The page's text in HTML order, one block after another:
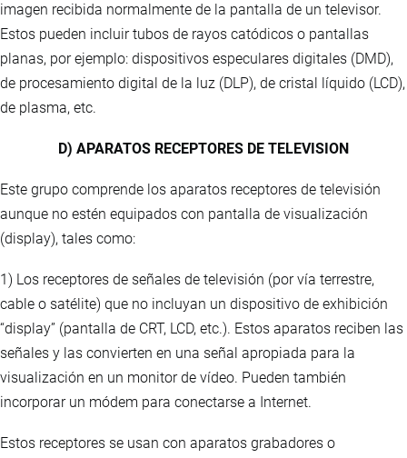
imagen recibida normalmente de la pantalla de un televisor.
Estos pueden incluir tubos de rayos catódicos o pantallas
planas, por ejemplo: dispositivos especulares digitales (DMD),
de procesamiento digital de la luz (DLP), de cristal líquido (LCD),
de plasma, etc.
D) APARATOS RECEPTORES DE TELEVISION
Este grupo comprende los aparatos receptores de televisión
aunque no estén equipados con pantalla de visualización
(display), tales como:
1) Los receptores de señales de televisión (por vía terrestre,
cable o satélite) que no incluyan un dispositivo de exhibición
“display” (pantalla de CRT, LCD, etc.). Estos aparatos reciben las
señales y las convierten en una señal apropiada para la
visualización en un monitor de vídeo. Pueden también
incorporar un módem para conectarse a Internet.
Estos receptores se usan con aparatos grabadores o